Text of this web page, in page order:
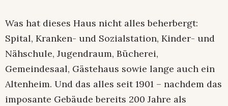
Was hat dieses Haus nicht alles beherbergt:
Spital, Kranken- und Sozialstation, Kinder- und
Nähschule, Jugendraum, Bücherei,
Gemeindesaal, Gästehaus sowie lange auch ein
Altenheim. Und das alles seit 1901 – nachdem das
imposante Gebäude bereits 200 Jahre als